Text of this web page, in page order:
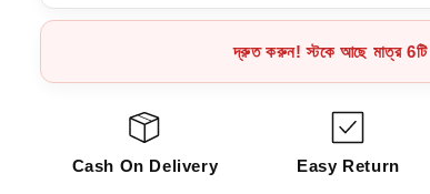
দ্রুত করুন! স্টকে আছে মাত্র
Cash On Delivery Easy Return